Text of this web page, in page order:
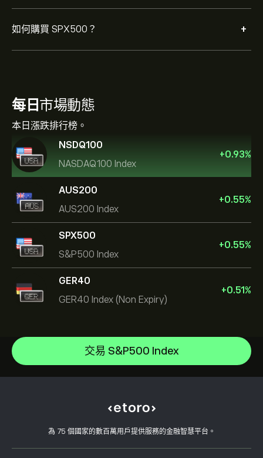
如何購買 SPX500？ +
每日 市場動態
本日漲跌排行榜。
NSDQ100
NASDAQ100 Index
+0.93%
AUS200
AUS200 Index
+0.55%
SPX500
S&P500 Index
+0.55%
GER40
GER40 Index (Non Expiry)
+0.51%
交易 S&P500 Index
為 75 個國家的數百萬用戶提供服務的金融智慧平台。
US Dollar Index
NASDAQ100 Index
DJ30 Index
如何存款
如何提款
開設帳戶
用戶端漏洞
CopyTrading 如何運作
負責任的交易
為什麼選擇 eToro
我們的辦事處
風險揭露